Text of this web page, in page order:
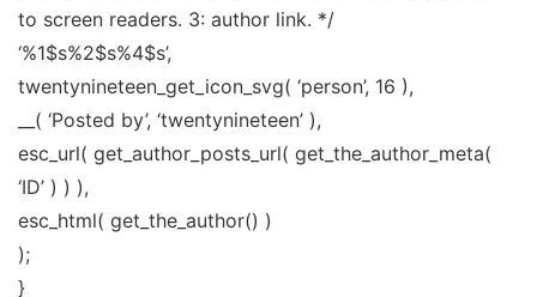
to screen readers. 3: author link. */
‘%1$s%2$s%4$s’,
twentynineteen_get_icon_svg( ‘person’, 16 ),
__( ‘Posted by’, ‘twentynineteen’ ),
esc_url( get_author_posts_url( get_the_author_meta(
‘ID’ ) ) ),
esc_html( get_the_author() )
);
}